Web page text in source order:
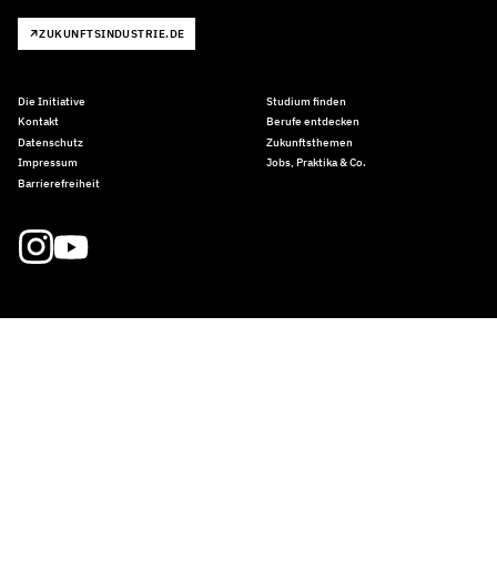
ZUKUNFTSINDUSTRIE.DE
Die Initiative
Kontakt
Datenschutz
Impressum
Barrierefreiheit
Studium finden
Berufe entdecken
Zukunftsthemen
Jobs, Praktika & Co.